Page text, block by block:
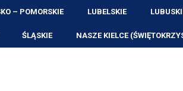
– POMORSKIE LUBELSKIE
ŚLĄSKIE NASZE KIELCE